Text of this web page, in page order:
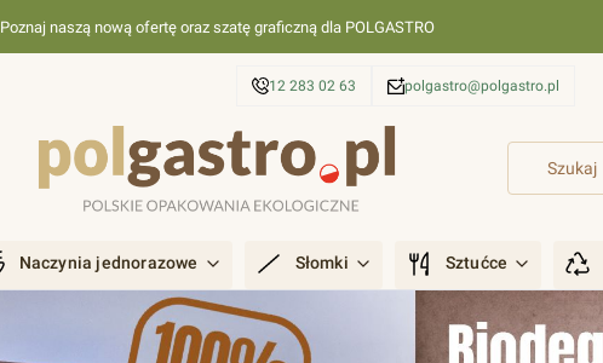
Poznaj naszą nową ofertę oraz szatę graficzną dla POLGASTRO
12 283 02 63 polgastro@polgastro.pl
Naczynia jednorazowe Słomki Sztućce